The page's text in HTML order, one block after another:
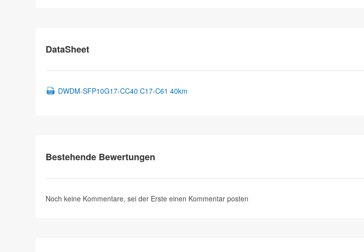
DataSheet
DWDM-SFP10G17-CC40 C17-C61 40km
Bestehende Bewertungen
Noch keine Kommentare, sei der Erste einen Kommentar posten